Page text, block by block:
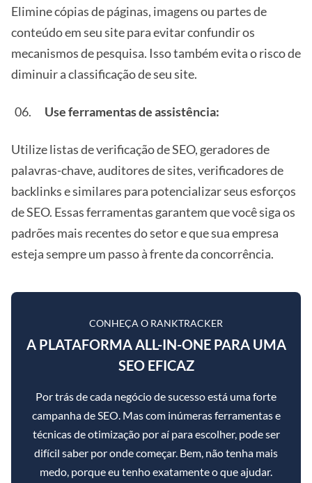
Elimine cópias de páginas, imagens ou partes de
conteúdo em seu site para evitar confundir os
mecanismos de pesquisa. Isso também evita o risco de
diminuir a classificação de seu site.
Use ferramentas de assistência:
Utilize listas de verificação de SEO, geradores de
palavras-chave, auditores de sites, verificadores de
backlinks e similares para potencializar seus esforços
de SEO. Essas ferramentas garantem que você siga os
padrões mais recentes do setor e que sua empresa
esteja sempre um passo à frente da concorrência.
CONHEÇA O RANKTRACKER
A PLATAFORMA ALL-IN-ONE PARA UMA
SEO EFICAZ
Por trás de cada negócio de sucesso está uma forte
campanha de SEO. Mas com inúmeras ferramentas e
técnicas de otimização por aí para escolher, pode ser
difícil saber por onde começar. Bem, não tenha mais
medo, porque eu tenho exatamente o que ajudar.